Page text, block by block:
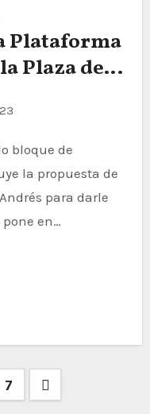
Plataforma
Plaza de
y calles
la propuesta de
para darle
en…
7